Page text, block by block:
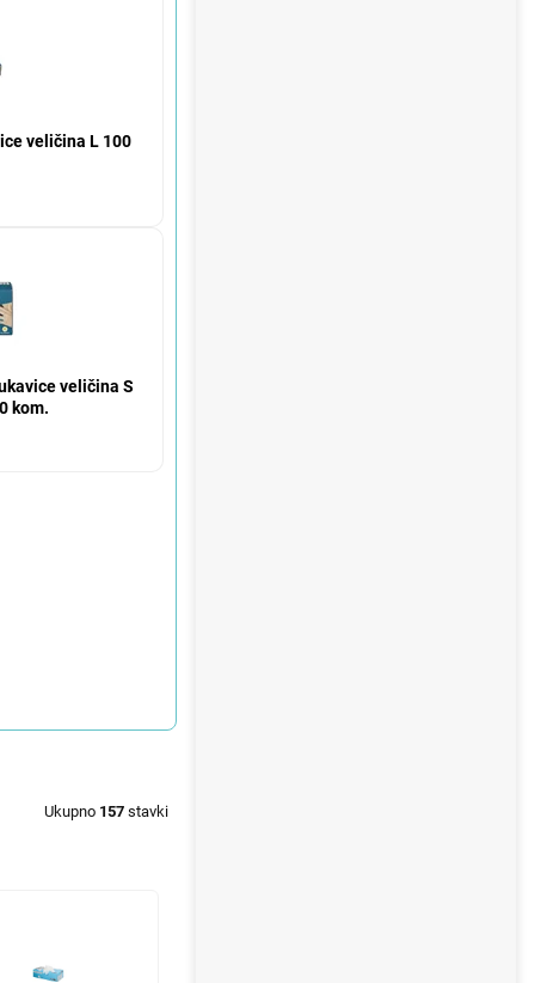
veličina L 100
veličina S
kom.
Ukupno 157 stavki